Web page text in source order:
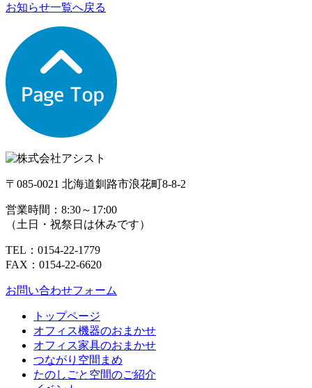
お知らせ一覧へ戻る
〒085-0021 北海道釧路市浪花町8-8-2
営業時間： 8:30～17:00
（土日・祝祭日は休みです）
TEL：0154-22-1779
FAX：0154-22-6620
お問い合わせフォーム
トップページ
オフィス機器のおまかせ
オフィス家具のおまかせ
つながり空間まめ
たのしごと空間のご紹介